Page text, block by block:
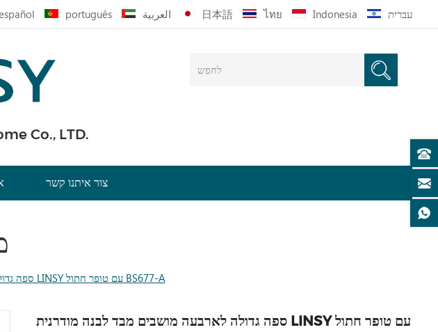
português العربية 日本語 ไทย Indonesia עברית
Co., LTD.
צור איתנו קשר
ספה גדולה לארבעה מושבים מבד לבנה מודרנית LINSY עם טופר חתול BS677-A
ספה גדולה לארבעה מושבים מבד לבנה מודרנית LINSY עם טופר חתול